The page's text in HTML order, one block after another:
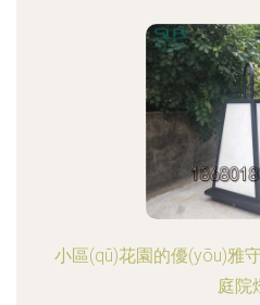
小區(qū)花園的優(yōu)雅
庭院